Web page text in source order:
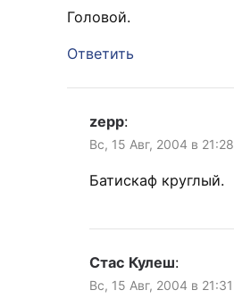
Головой.
Ответить
zepp:
Вс, 15 Авг, 2004 в 21:28
Батискаф круглый.
Стас Кулеш:
Вс, 15 Авг, 2004 в 21:31